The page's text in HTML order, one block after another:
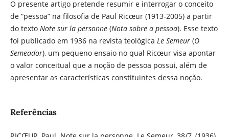
O presente artigo pretende resumir e interrogar o conceito
de “pessoa” na filosofia de Paul Ricœur (1913-2005) a partir
do texto Note sur la personne (Nota sobre a pessoa). Esse texto
foi publicado em 1936 na revista teológica Le Semeur (O
Semeador), um pequeno ensaio no qual Ricœur visa apontar
o valor conceitual que a noção de pessoa possui, além de
apresentar as características constituintes dessa noção.
Referências